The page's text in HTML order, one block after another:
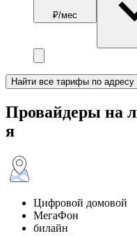
₽/мес
Найти все тарифы по адресу
Провайдеры на
я
Цифровой домовой
МегаФон
билайн